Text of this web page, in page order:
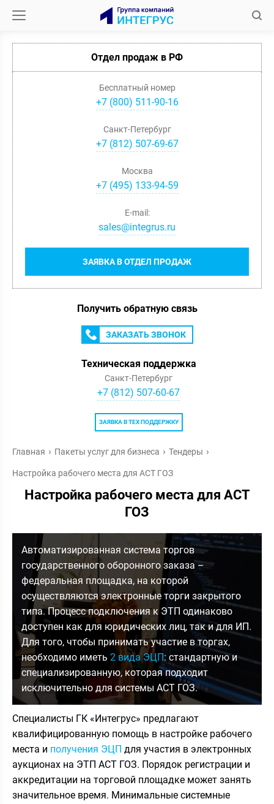
Отдел продаж в РФ
Бесплатный номер
+7 (800) 511-90-16
Санкт-Петербург
+7(812) 507-69-67
Москва
+7(495) 133-94-59
ЗАЯВКА В ОТДЕЛ ПРОДАЖ
E-mail:
sales@integrus.ru
Получить обратную связь
ЗАКАЗАТЬ ЗВОНОК
Техническая поддержка
Санкт-Петербург
+7 (812) 507-60-67
ЗАЯВКА В ТЕХ ПОДДЕРЖКУ
Главная Пакеты услуг для бизнеса Тендеры
Настройка рабочего места для АСТ ГОЗ
Настройка рабочего места для АСТ
ГОЗ
Автоматизированная система торгов
государственного оборонного заказа –
федеральная площадка, на которой
осуществляются электронные торги закрытого
типа. Процесс подключения к ЭТП одинаково
доступен как для юридических лиц, так и для ИП.
Для того, чтобы принимать участие в торгах,
необходимо иметь 2 вида ЭЦП: стандартную и
специализированную, которая подходит
исключительно для системы АСТ ГОЗ.
Специалисты ГК «Интегрус» предлагают
квалифицированную помощь в настройке рабочего
места и получения ЭЦП для участия в электронных
аукционах на ЭТП АСТ ГОЗ. Порядок регистрации и
аккредитации на торговой площадке может занять
значительное время. Минимальные системные